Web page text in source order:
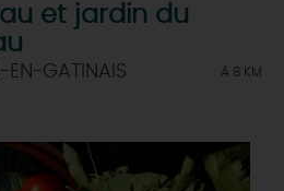
et jardin du
EN-GATINAIS À 8 KM